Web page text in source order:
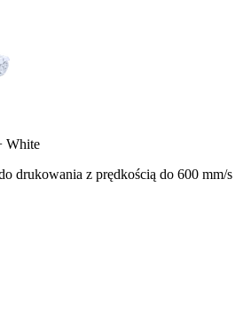
White
drukowania z prędkością do 600 mm/s